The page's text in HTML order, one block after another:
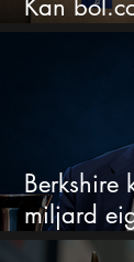
Kan
nieuw
Berkshire
miljard
zegt veel